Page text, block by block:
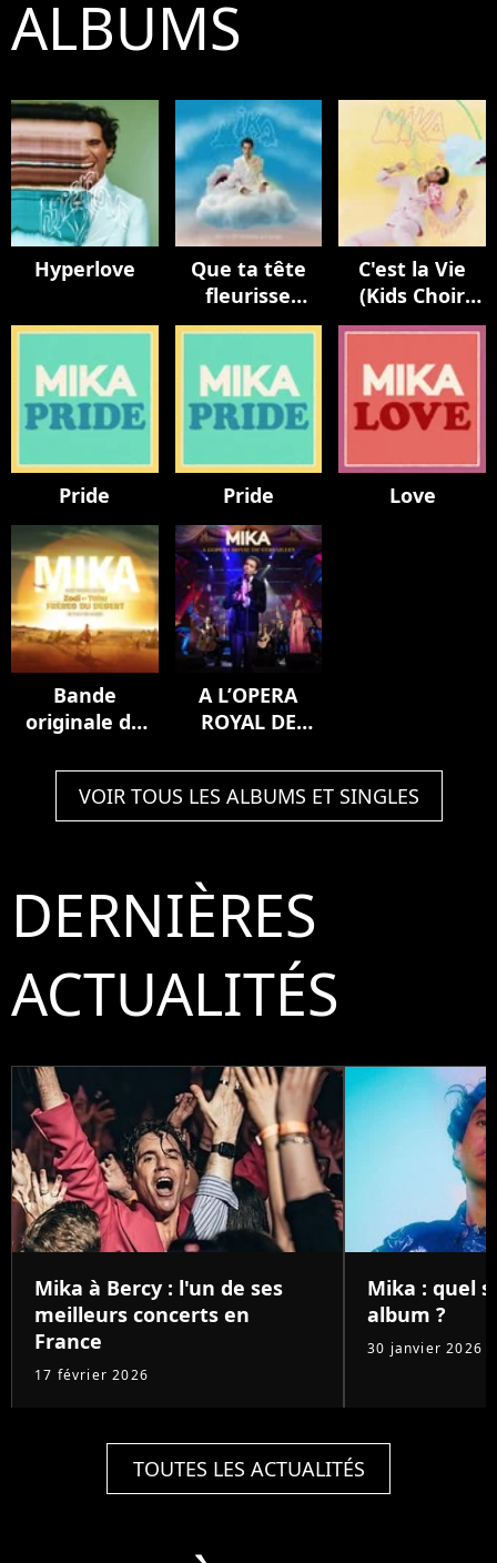
ALBUMS
Hyperlove
Que ta tête
fleurisse
toujours
C'est la Vie
(Kids Choir
Version / avec
Populaire)
Pride Pride Love
Bande
originale du
Téhu, frères
du désert
A L’OPERA
ROYAL DE
(Live)
VOIR TOUS LES ALBUMS ET SINGLES
DERNIÈRES
ACTUALITÉS
Mika à Bercy : l'un de ses
meilleurs concerts en
France
17 février 2026
Mika : quel
album ?
30 janvier 2026
TOUTES LES ACTUALITÉS